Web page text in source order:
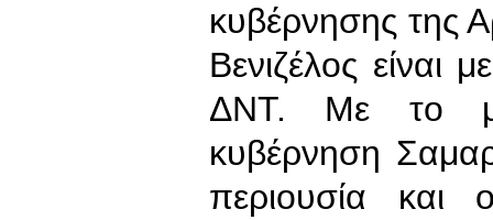
κυβέρνησης της
Βενιζέλος είναι
ΔΝΤ. Με το
κυβέρνηση
περιουσία και